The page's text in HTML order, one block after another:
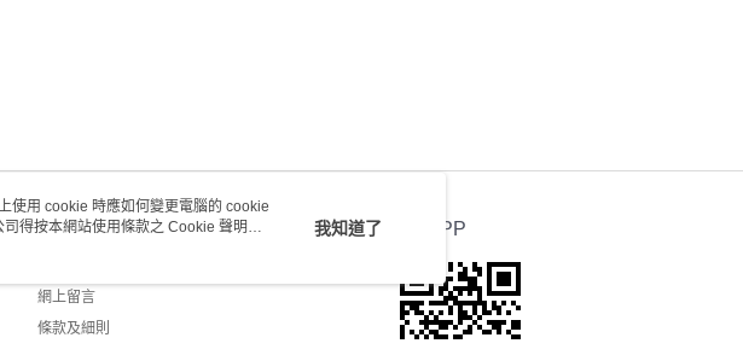
客戶服務
網上留言
條款及細則
官方APP
使用 cookie 時應如何變更電腦的 cookie
得按本網站使用條款之 Cookie 聲明使
我知道了